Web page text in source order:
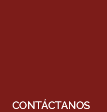
CONTÁCTANOS